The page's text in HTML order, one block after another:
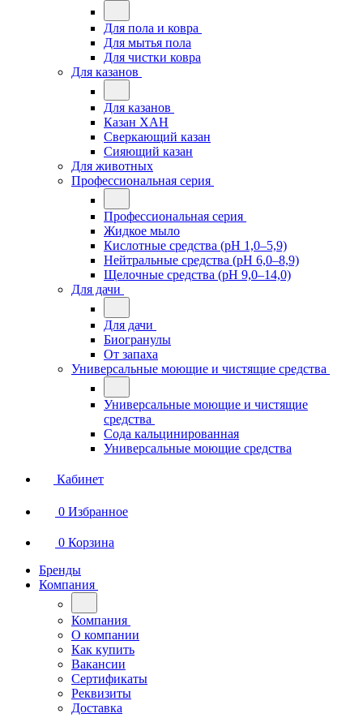
Для пола и ковра
Для мытья пола
Для чистки ковра
Для казанов
Для казанов
Казан ХАН
Сверкающий казан
Сияющий казан
Для животных
Профессиональная серия
Профессиональная серия
Жидкое мыло
Кислотные средства (pH 1,0–5,9)
Нейтральные средства (pH 6,0–8,9)
Щелочные средства (pH 9,0–14,0)
Для дачи
Для дачи
Биогранулы
От запаха
Универсальные моющие и чистящие средства
Универсальные моющие и чистящие
средства
Сода кальцинированная
Универсальные моющие средства
Кабинет
0 Избранное
0 Корзина
Бренды
Компания
Компания
О компании
Как купить
Вакансии
Сертификаты
Реквизиты
Доставка